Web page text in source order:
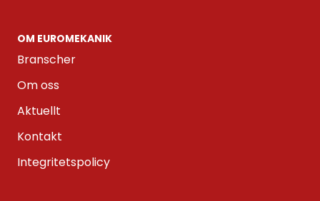
OM EUROMEKANIK
Branscher
Om oss
Aktuellt
Kontakt
Integritetspolicy